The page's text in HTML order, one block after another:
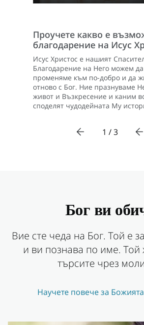
Проучете какво е
благодарение на Исус
Исус Христос е нашият
Благодарение на Него можем да
променяме към по-добро и да
отново с Бог. Ние празнуваме
живот и Възкресение и каним
споделят чудодейната Му
1 / 3
Бог ви
Вие сте чеда на Бог. Той е
и ви познава по име. Той
търсите чрез
Научете повече за